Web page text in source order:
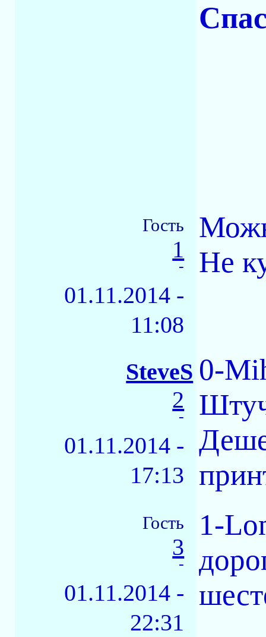
Гость
1
-
01.11.2014 -
11:08
Не
SteveS
2
-
01.11.2014 -
17:13
0-
Гость
3
-
01.11.2014 -
22:31
1-